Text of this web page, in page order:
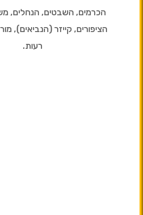
הכרמים, השבטים, הנחלים,
הציפורים, קייזר (הנביאים),
רעות.